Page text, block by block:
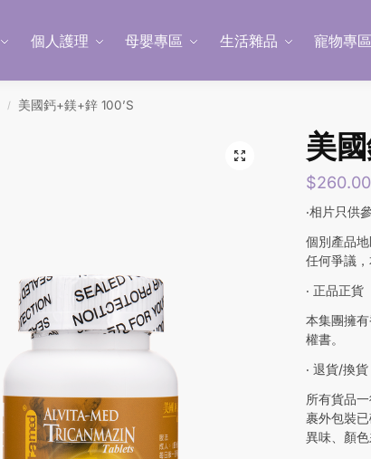
個人護理 母嬰專區 生活雜品 寵物專
/ 美國鈣+鎂+鋅 100’S
美
$260.00
‧相片只供
個別產品
任何爭議
‧ 正品正貨
本集團擁
權書。
‧ 退貨/換貨
所有貨品
裹外包裝
異味、顏